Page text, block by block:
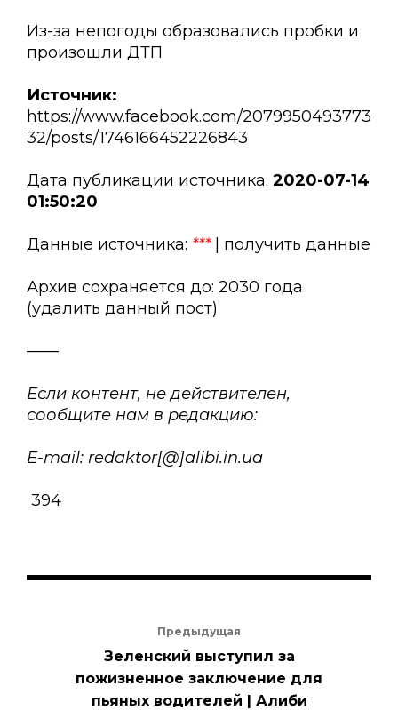
Из-за непогоды образовались пробки и
произошли ДТП
Источник:
https://www.facebook.com/2079950493773
32/posts/1746166452226843
Дата публикации источника: 2020-07-14
01:50:20
Данные источника: ***| получить данные
Архив сохраняется до: 2030 года
(удалить данный пост)
——
Если контент, не действителен,
сообщите нам в редакцию:
E-mail: redaktor[@]alibi.in.ua
394
Предыдущая
Зеленский выступил за
пожизненное заключение для
пьяных водителей | Алиби